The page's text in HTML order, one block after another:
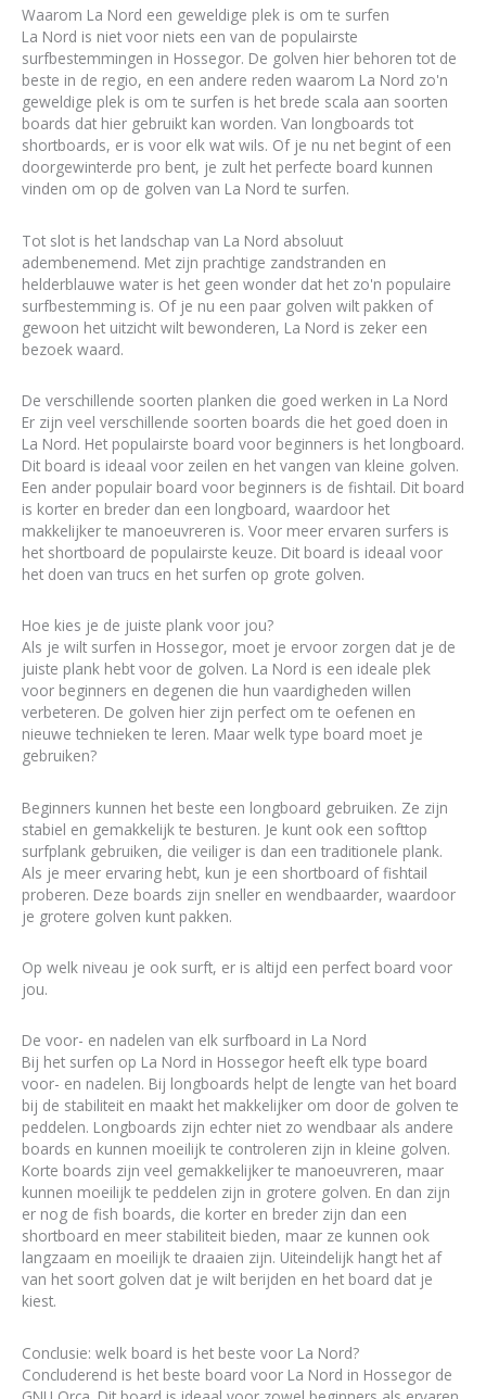
Waarom La Nord een geweldige plek is om te surfen
La Nord is niet voor niets een van de populairste
surfbestemmingen in Hossegor. De golven hier behoren tot de
beste in de regio, en een andere reden waarom La Nord zo'n
geweldige plek is om te surfen is het brede scala aan soorten
boards dat hier gebruikt kan worden. Van longboards tot
shortboards, er is voor elk wat wils. Of je nu net begint of een
doorgewinterde pro bent, je zult het perfecte board kunnen
vinden om op de golven van La Nord te surfen.
Tot slot is het landschap van La Nord absoluut
adembenemend. Met zijn prachtige zandstranden en
helderblauwe water is het geen wonder dat het zo'n populaire
surfbestemming is. Of je nu een paar golven wilt pakken of
gewoon het uitzicht wilt bewonderen, La Nord is zeker een
bezoek waard.
De verschillende soorten planken die goed werken in La Nord
Er zijn veel verschillende soorten boards die het goed doen in
La Nord. Het populairste board voor beginners is het longboard.
Dit board is ideaal voor zeilen en het vangen van kleine golven.
Een ander populair board voor beginners is de fishtail. Dit board
is korter en breder dan een longboard, waardoor het
makkelijker te manoeuvreren is. Voor meer ervaren surfers is
het shortboard de populairste keuze. Dit board is ideaal voor
het doen van trucs en het surfen op grote golven.
Hoe kies je de juiste plank voor jou?
Als je wilt surfen in Hossegor, moet je ervoor zorgen dat je de
juiste plank hebt voor de golven. La Nord is een ideale plek
voor beginners en degenen die hun vaardigheden willen
verbeteren. De golven hier zijn perfect om te oefenen en
nieuwe technieken te leren. Maar welk type board moet je
gebruiken?
Beginners kunnen het beste een longboard gebruiken. Ze zijn
stabiel en gemakkelijk te besturen. Je kunt ook een softtop
surfplank gebruiken, die veiliger is dan een traditionele plank.
Als je meer ervaring hebt, kun je een shortboard of fishtail
proberen. Deze boards zijn sneller en wendbaarder, waardoor
je grotere golven kunt pakken.
Op welk niveau je ook surft, er is altijd een perfect board voor
jou.
De voor- en nadelen van elk surfboard in La Nord
Bij het surfen op La Nord in Hossegor heeft elk type board
voor- en nadelen. Bij longboards helpt de lengte van het board
bij de stabiliteit en maakt het makkelijker om door de golven te
peddelen. Longboards zijn echter niet zo wendbaar als andere
boards en kunnen moeilijk te controleren zijn in kleine golven.
Korte boards zijn veel gemakkelijker te manoeuvreren, maar
kunnen moeilijk te peddelen zijn in grotere golven. En dan zijn
er nog de fish boards, die korter en breder zijn dan een
shortboard en meer stabiliteit bieden, maar ze kunnen ook
langzaam en moeilijk te draaien zijn. Uiteindelijk hangt het af
van het soort golven dat je wilt berijden en het board dat je
kiest.
Conclusie: welk board is het beste voor La Nord?
Concluderend is het beste board voor La Nord in Hossegor de